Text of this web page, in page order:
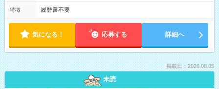
特徴 履歴書不要
気になる！ 応募する 詳細へ
掲載日：2026.08.05
未読